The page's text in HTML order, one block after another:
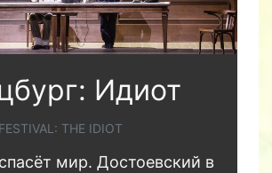
Идиот
THE IDIOT
мир. Достоевский в